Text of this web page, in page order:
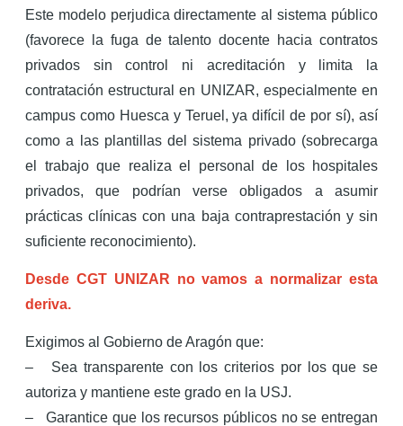
Este modelo perjudica directamente al sistema público
(favorece la fuga de talento docente hacia contratos
privados sin control ni acreditación y limita la
contratación estructural en UNIZAR, especialmente en
campus como Huesca y Teruel, ya difícil de por sí), así
como a las plantillas del sistema privado (sobrecarga
el trabajo que realiza el personal de los hospitales
privados, que podrían verse obligados a asumir
prácticas clínicas con una baja contraprestación y sin
suficiente reconocimiento).
Desde CGT UNIZAR no vamos a normalizar esta
deriva.
Exigimos al Gobierno de Aragón que:
– Sea transparente con los criterios por los que se
autoriza y mantiene este grado en la USJ.
– Garantice que los recursos públicos no se entregan